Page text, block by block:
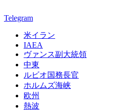
Telegram
米イラン
IAEA
ヴァンス副大統領
中東
ルビオ国務長官
ホルムズ海峡
欧州
熱波